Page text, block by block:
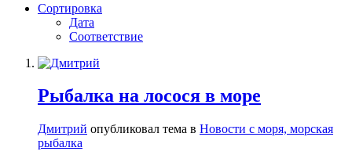
Сортировка
Дата
Соответствие
Рыбалка на лосося в море
Дмитрий опубликовал тема в Новости с моря, морская
рыбалка